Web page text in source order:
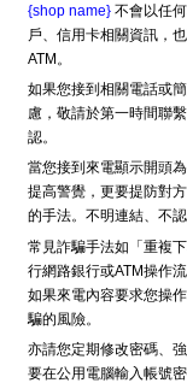
{shop name} 不會以任
戶、信用卡相關資訊，
ATM。
如果您接到相關電話或
慮，敬請於第一時間聯繫
認。
當您接到來電顯示開頭
提高警覺，更要提防對
的手法。不明連結、不
常見詐騙手法如「重複
行網路銀行或ATM操作
如果來電內容要求您操
騙的風險。
亦請您定期修改密碼、
要在公用電腦輸入帳號